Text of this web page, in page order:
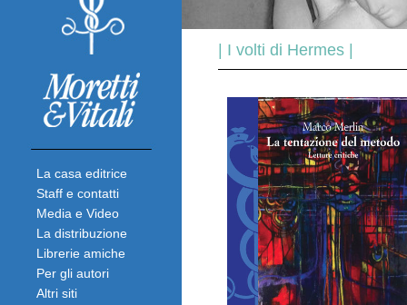
La casa editrice
Staff e contatti
Media e Video
La distribuzione
Librerie amiche
Per gli autori
Altri siti
| I volti di Hermes |